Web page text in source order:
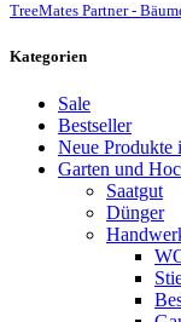
TreeMates Partner -
Kategorien
Sale
Bestseller
Neue Produkte
Garten und
Saatgut
Dünger